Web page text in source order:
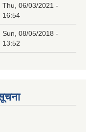
Thu, 06/03/2021 -
16:54
Sun, 08/05/2018 -
13:52